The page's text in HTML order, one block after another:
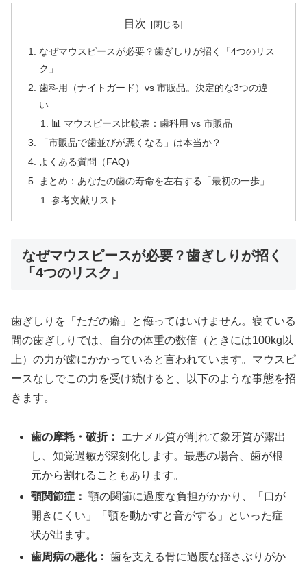
目次
なぜマウスピースが必要？歯ぎしりが招く「4つのリス
ク」
歯科用（ナイトガード）vs 市販品。決定的な3つの違
い
📊 マウスピース比較表：歯科用 vs 市販品
「市販品で歯並びが悪くなる」は本当か？
よくある質問（FAQ）
まとめ：あなたの歯の寿命を左右する「最初の一歩」
参考文献リスト
なぜマウスピースが必要？歯ぎしりが招く
「4つのリスク」
歯ぎしりを「ただの癖」と侮ってはいけません。寝ている
間の歯ぎしりでは、自分の体重の数倍（ときには100kg以
上）の力が歯にかかっていると言われています。マウスピ
ースなしでこの力を受け続けると、以下のような事態を招
きます。
歯の摩耗・破折：
エナメル質が削れて象牙質が露出
し、知覚過敏が深刻化します。最悪の場合、歯が根
元から割れることもあります。
顎関節症： 顎の関節に過度な負担がかかり、「口が
開きにくい」「顎を動かすと音がする」といった症
状が出ます。
歯周病の悪化： 歯を支える骨に過度な揺さぶりがか